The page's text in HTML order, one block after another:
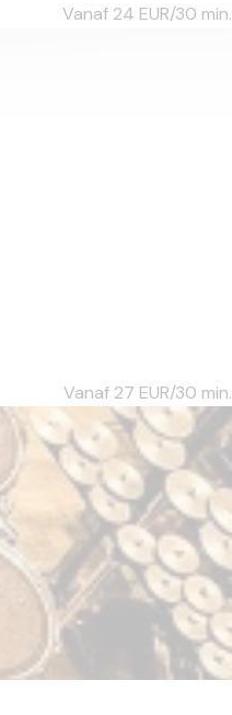
Vanaf 24 EUR/30 min.
Vanaf 27 EUR/30 min.